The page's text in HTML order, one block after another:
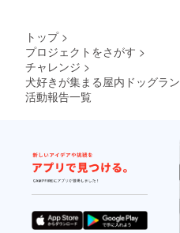
トップ >
プロジェクトをさがす >
チャレンジ >
犬好きが集まる屋内ドッグラン
活動報告一覧